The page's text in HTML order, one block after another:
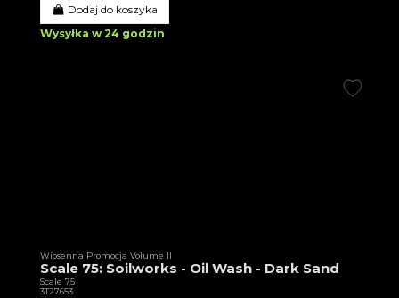
Dodaj do koszyka
Wysyłka w 24 godzin
Wiosenna Promocja Volume II
Scale 75: Soilworks - Oil Wash - Dark Sand
Scale 75
3T27653